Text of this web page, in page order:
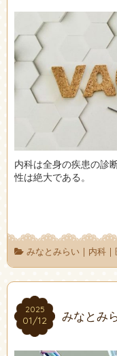
内科は全身の疾患の診
性は絶大である。
みなとみらい| 内科|
2025
01/12
2025
01/12 みなとみ